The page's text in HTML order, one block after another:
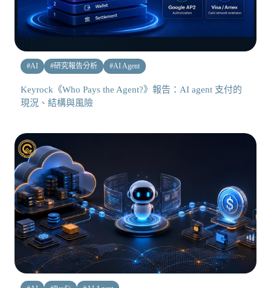
#AI #研究報告分析 #AI Agent
Keyrock《Who Pays the Agent?》報告：AI agent 支付的
現況、結構與風險